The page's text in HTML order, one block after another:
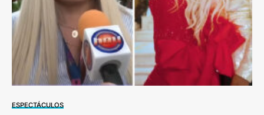
ESPECTÁCULOS